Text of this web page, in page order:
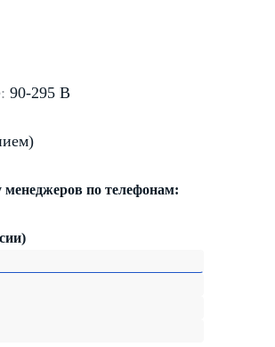
90-295 В
менеджеров по телефонам: